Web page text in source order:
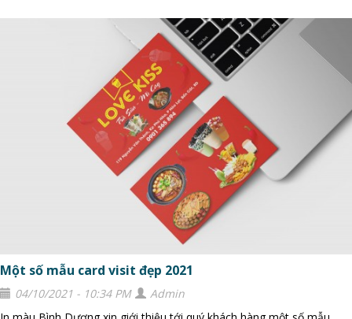
Một số mẫu card visit đẹp 2021
04/10/2021 - 10:34 PM
Admin